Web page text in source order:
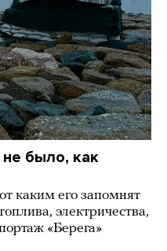
было, как
каким его запомнят
электричества,
«Берега»